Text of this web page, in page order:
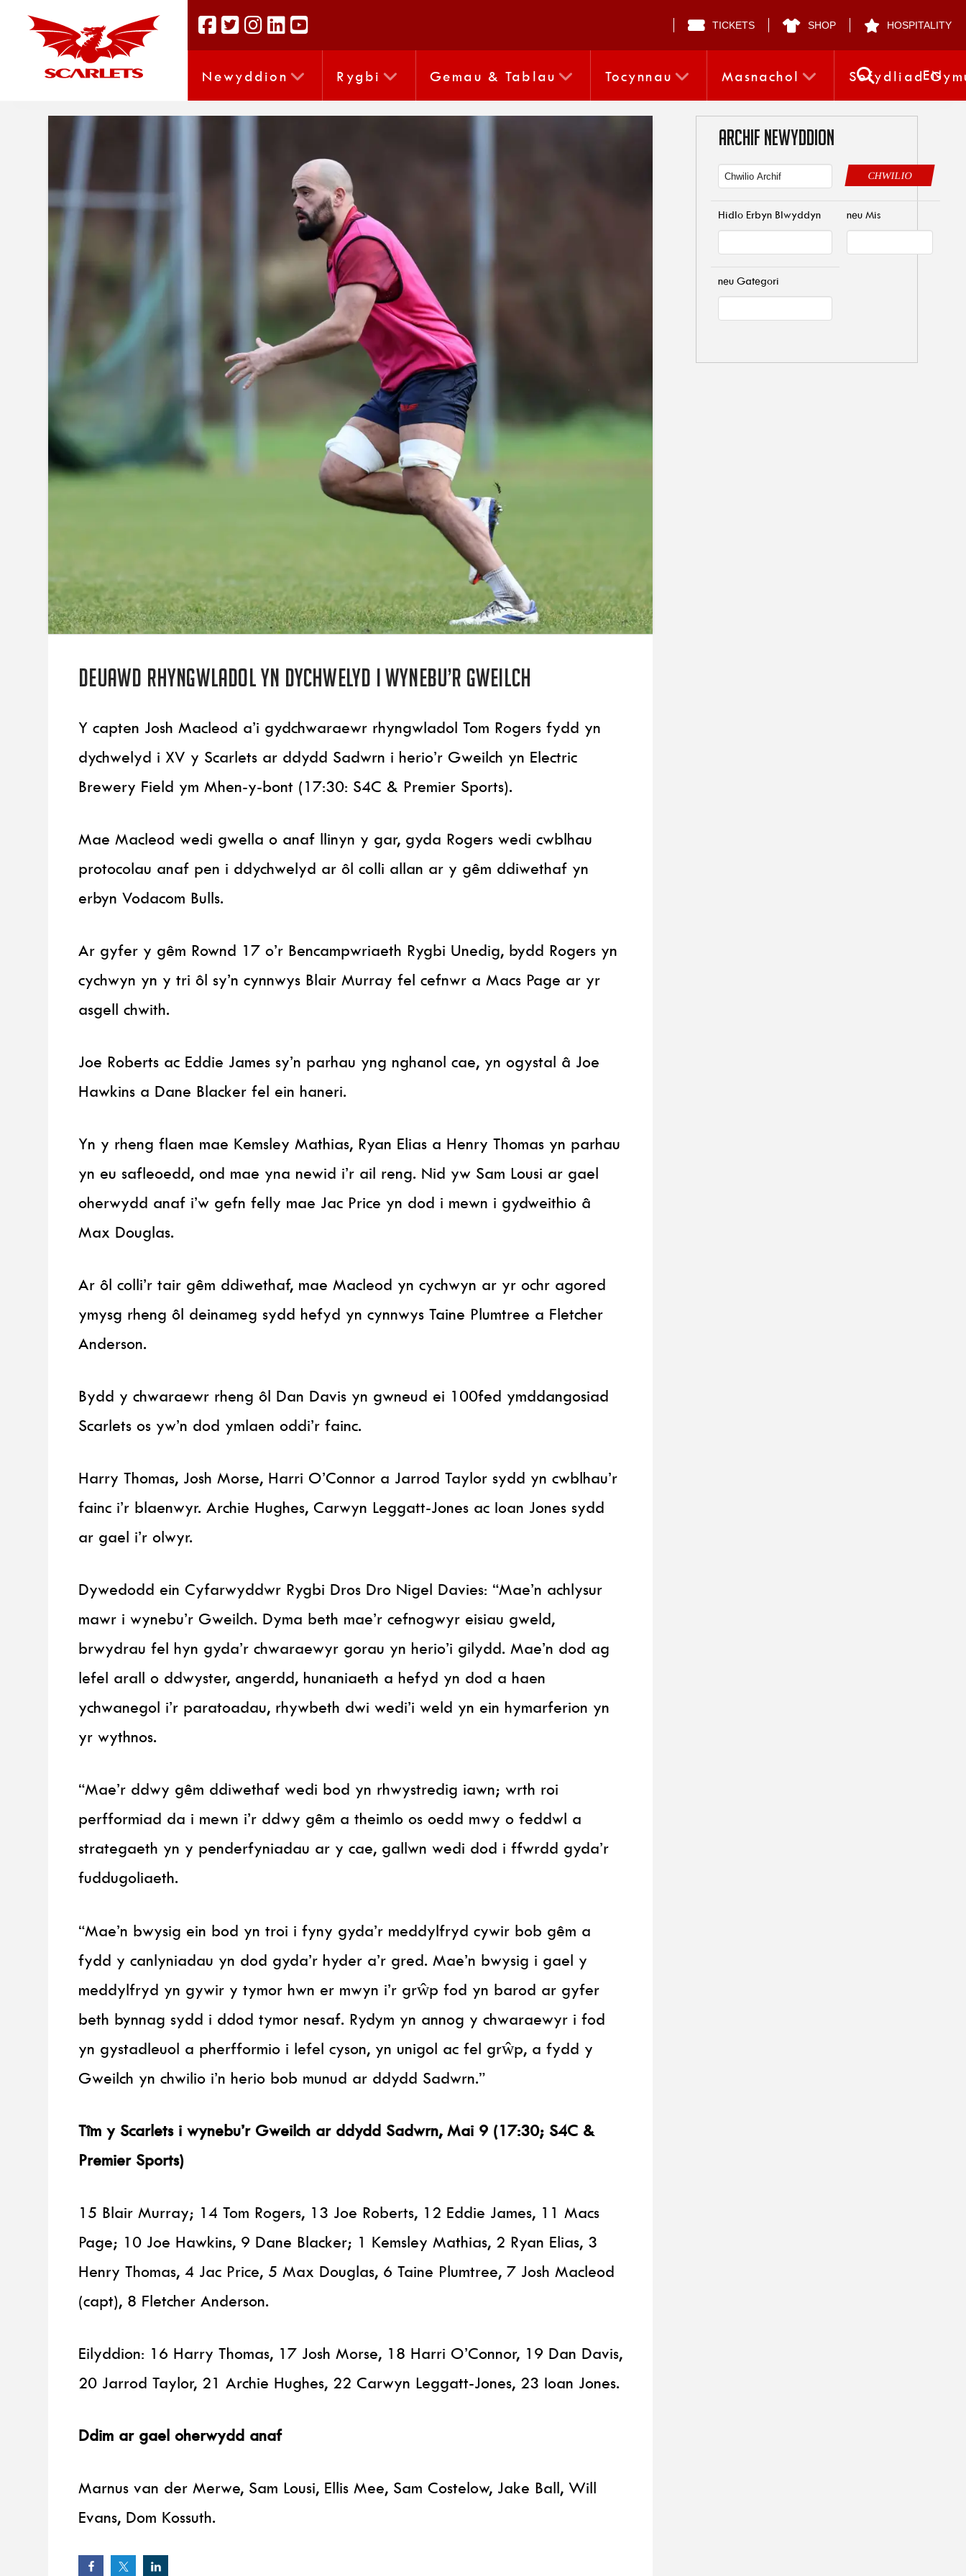
TICKETS SHOP HOSPITALITY
Newyddion Rygbi Gemau & Tablau Tocynnau Masnachol SefydliadEN
Deuawd rhyngwladol yn dychwelyd i wynebu’r Gweilch
Y capten Josh Macleod a’i gydchwaraewr rhyngwladol Tom Rogers fydd yn
dychwelyd i XV y Scarlets ar ddydd Sadwrn i herio’r Gweilch yn Electric
Brewery Field ym Mhen-y-bont (17:30: S4C & Premier Sports).
Mae Macleod wedi gwella o anaf llinyn y gar, gyda Rogers wedi cwblhau
protocolau anaf pen i ddychwelyd ar ôl colli allan ar y gêm ddiwethaf yn
erbyn Vodacom Bulls.
Ar gyfer y gêm Rownd 17 o’r Bencampwriaeth Rygbi Unedig, bydd Rogers yn
cychwyn yn y tri ôl sy’n cynnwys Blair Murray fel cefnwr a Macs Page ar yr
asgell chwith.
Joe Roberts ac Eddie James sy’n parhau yng nghanol cae, yn ogystal â Joe
Hawkins a Dane Blacker fel ein haneri.
Yn y rheng flaen mae Kemsley Mathias, Ryan Elias a Henry Thomas yn parhau
yn eu safleoedd, ond mae yna newid i’r ail reng. Nid yw Sam Lousi ar gael
oherwydd anaf i’w gefn felly mae Jac Price yn dod i mewn i gydweithio â
Max Douglas.
Ar ôl colli’r tair gêm ddiwethaf, mae Macleod yn cychwyn ar yr ochr agored
ymysg rheng ôl deinameg sydd hefyd yn cynnwys Taine Plumtree a Fletcher
Anderson.
Bydd y chwaraewr rheng ôl Dan Davis yn gwneud ei 100fed ymddangosiad
Scarlets os yw’n dod ymlaen oddi’r fainc.
Harry Thomas, Josh Morse, Harri O’Connor a Jarrod Taylor sydd yn cwblhau’r
fainc i’r blaenwyr. Archie Hughes, Carwyn Leggatt-Jones ac Ioan Jones sydd
ar gael i’r olwyr.
Dywedodd ein Cyfarwyddwr Rygbi Dros Dro Nigel Davies: “Mae’n achlysur
mawr i wynebu’r Gweilch. Dyma beth mae’r cefnogwyr eisiau gweld,
brwydrau fel hyn gyda’r chwaraewyr gorau yn herio’i gilydd. Mae’n dod ag
lefel arall o ddwyster, angerdd, hunaniaeth a hefyd yn dod a haen
ychwanegol i’r paratoadau, rhywbeth dwi wedi’i weld yn ein hymarferion yn
yr wythnos.
“Mae’r ddwy gêm ddiwethaf wedi bod yn rhwystredig iawn; wrth roi
perfformiad da i mewn i’r ddwy gêm a theimlo os oedd mwy o feddwl a
strategaeth yn y penderfyniadau ar y cae, gallwn wedi dod i ffwrdd gyda’r
fuddugoliaeth.
“Mae’n bwysig ein bod yn troi i fyny gyda’r meddylfryd cywir bob gêm a
fydd y canlyniadau yn dod gyda’r hyder a’r gred. Mae’n bwysig i gael y
meddylfryd yn gywir y tymor hwn er mwyn i’r grŵp fod yn barod ar gyfer
beth bynnag sydd i ddod tymor nesaf. Rydym yn annog y chwaraewyr i fod
yn gystadleuol a pherfformio i lefel cyson, yn unigol ac fel grŵp, a fydd y
Gweilch yn chwilio i’n herio bob munud ar ddydd Sadwrn.”
Tîm y Scarlets i wynebu’r Gweilch ar ddydd Sadwrn, Mai 9 (17:30; S4C &
Premier Sports)
15 Blair Murray; 14 Tom Rogers, 13 Joe Roberts, 12 Eddie James, 11 Macs
Page; 10 Joe Hawkins, 9 Dane Blacker; 1 Kemsley Mathias, 2 Ryan Elias, 3
Henry Thomas, 4 Jac Price, 5 Max Douglas, 6 Taine Plumtree, 7 Josh Macleod
(capt), 8 Fletcher Anderson.
Eilyddion: 16 Harry Thomas, 17 Josh Morse, 18 Harri O’Connor, 19 Dan Davis,
20 Jarrod Taylor, 21 Archie Hughes, 22 Carwyn Leggatt-Jones, 23 Ioan Jones.
Ddim ar gael oherwydd anaf
Marnus van der Merwe, Sam Lousi, Ellis Mee, Sam Costelow, Jake Ball, Will
Evans, Dom Kossuth.
ARCHIF NEWYDDION
CHWILIO
Hidlo Erbyn Blwyddyn neu Mis
neu Gategori